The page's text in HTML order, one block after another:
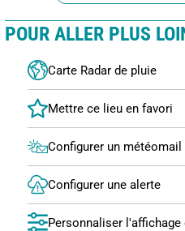
POUR ALLER PLUS
Carte Radar de pluie
Configurer un météomail
Configurer une alerte
Personnaliser